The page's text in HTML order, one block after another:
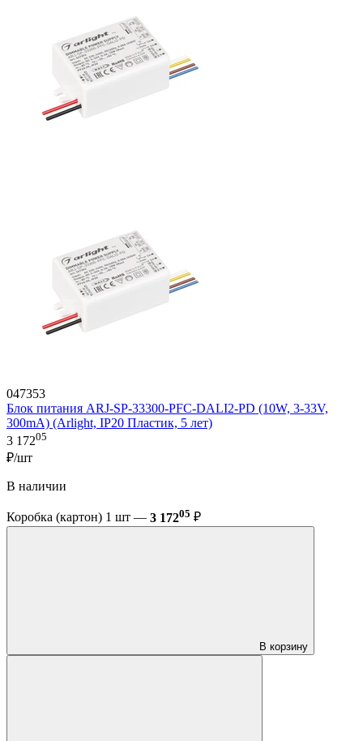
047353
Блок питания ARJ-SP-33300-PFC-DALI2-PD (10W, 3-33V,
300mA) (Arlight, IP20 Пластик, 5 лет)
3 17205
₽/шт
В наличии
Коробка (картон) 1 шт — 3 17205 ₽
В корзину